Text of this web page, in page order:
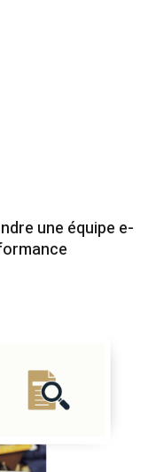
une équipe e-